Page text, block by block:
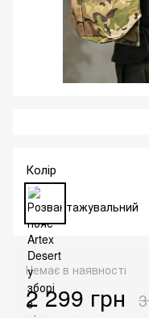
Колір
Немає в наявності
2 299 грн